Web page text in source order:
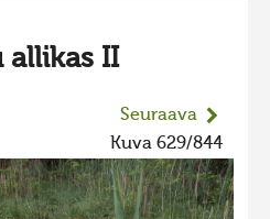
allikas II
Seuraava
Kuva 629/844